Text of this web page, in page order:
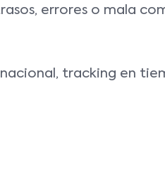
errores o mala
tracking en